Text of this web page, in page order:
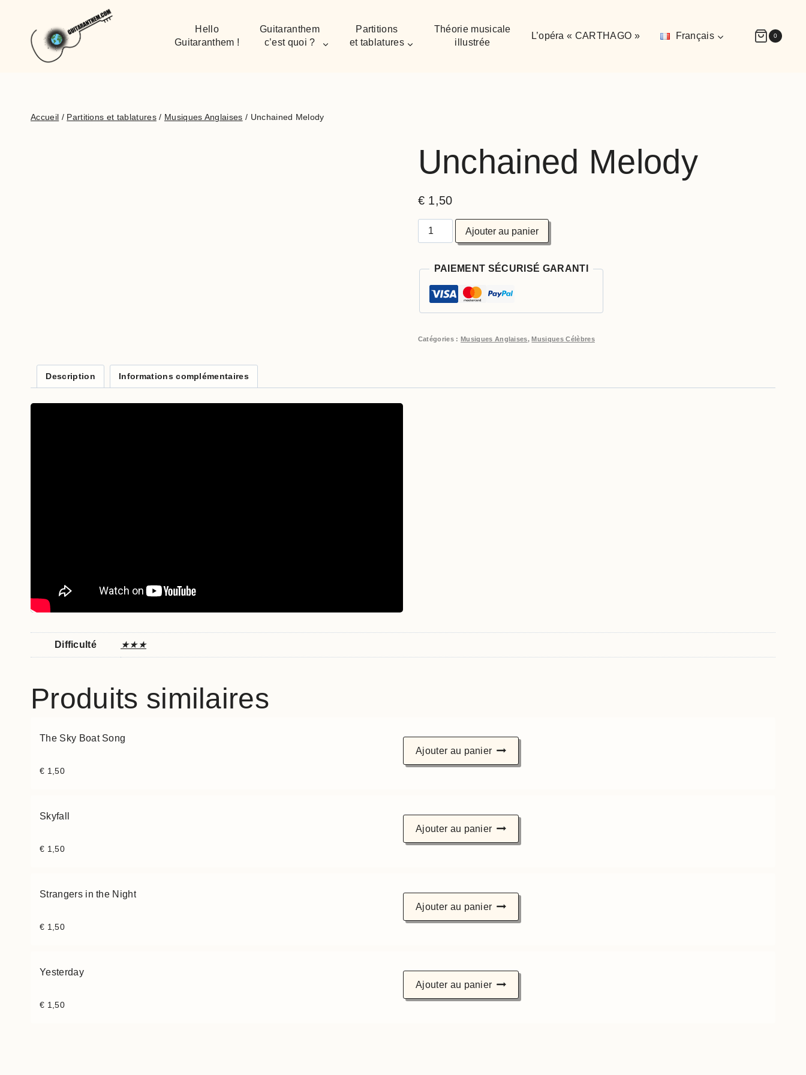
Hello
Guitaranthem !
Guitaranthem
c’est quoi ?
Partitions
et tablatures
Théorie musicale
illustrée
L’opéra « CARTHAGO » Français 0
Accueil / Partitions et tablatures / Musiques Anglaises / Unchained Melody
Unchained Melody
€ 1,50
Ajouter au panier
PAIEMENT SÉCURISÉ GARANTI
Catégories :Musiques Anglaises,Musiques Célèbres
Description Informations complémentaires
Difficulté ★★★
Produits similaires
The Sky Boat Song
€ 1,50
Ajouter au panier
Skyfall
€ 1,50
Ajouter au panier
Strangers in the Night
€ 1,50
Ajouter au panier
Yesterday
€ 1,50
Ajouter au panier